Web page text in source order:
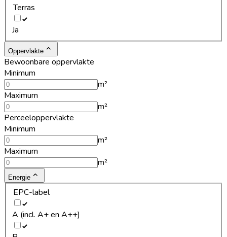
Terras
Ja
Oppervlakte
Bewoonbare oppervlakte
Minimum
m²
Maximum
m²
Perceeloppervlakte
Minimum
m²
Maximum
m²
Energie
EPC-label
A (incl. A+ en A++)